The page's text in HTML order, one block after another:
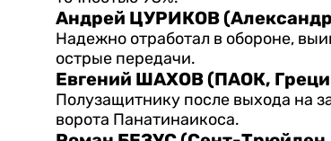
Андрей ЦУРИКОВ
Надежно отработал в обороне,
острые передачи.
Евгений ШАХОВ (ПАОК,
Полузащитнику после выхода на
ворота Панатинаикоса.